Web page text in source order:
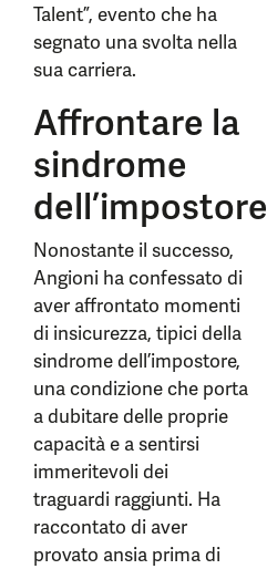
Talent”, evento che ha
segnato una svolta nella
sua carriera.
Affrontare la
sindrome
dell’impostore
Nonostante il successo,
Angioni ha confessato di
aver affrontato momenti
di insicurezza, tipici della
sindrome dell’impostore,
una condizione che porta
a dubitare delle proprie
capacità e a sentirsi
immeritevoli dei
traguardi raggiunti. Ha
raccontato di aver
provato ansia prima di